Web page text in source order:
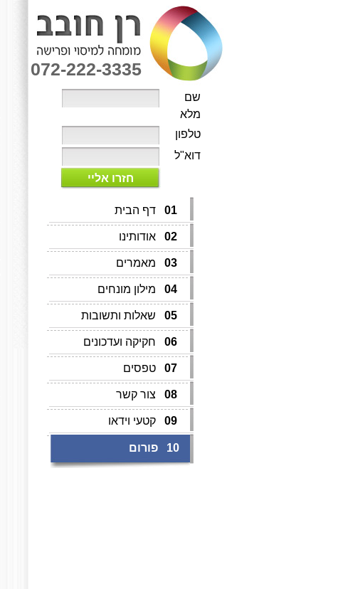
072-222-3335
שם
מלא
טלפון
דוא"ל
חזרו אליי
01 דף הבית
02 אודותינו
03 מאמרים
04 מילון מונחים
05 שאלות ותשובות
06 חקיקה ועדכונים
07 טפסים
08 צור קשר
09 קטעי וידאו
10 פורום